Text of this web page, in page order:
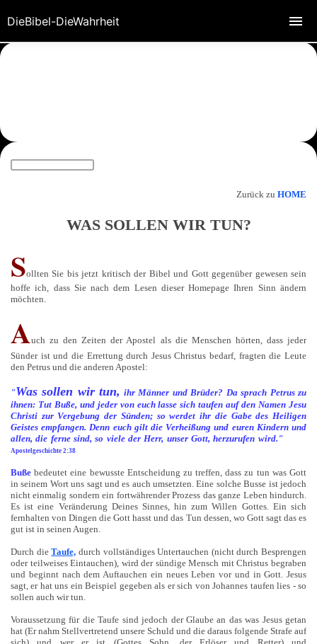
Zurück zu HOME
WAS SOLLEN WIR TUN?
Sollten Sie bis jetzt kritisch der Bibel und Gott gegenüber gewesen sein
hoffe ich, dass Sie nach dem Lesen dieser Homepage Ihren Sinn ändern
möchten.
Auch zu den Zeiten der Apostel als die Menschen hörten, dass jeder
Sünder ist und die Errettung durch Jesus Christus bedarf, fragten die Leute
den Petrus und die anderen Apostel:
"Was sollen wir tun, ihr Männer und Brüder? Da sprach Petrus zu
ihnen: Tut Buße, und jeder von euch lasse sich taufen auf den Namen Jesu
Christi zur Vergebung der Sünden; so werdet ihr die Gabe des Heiligen
Geistes empfangen. Denn euch gilt die Verheißung und euren Kindern und
allen, die ferne sind, so viele der Herr, unser Gott, herzurufen wird."
Apostelgeschichte 2:38
Buße bedeutet eine bewusste Entscheidung zu treffen, dass zu tun was Gott
in seinem Wort uns sagt und es auch umsetzten. Eine solche Busse ist jedoch
nicht einmalig sondern ein fortwährender Prozess das ganze Leben hindurch.
Es ist eine Veränderung Deines Sinnes, hin zum Willen Gottes. Ein sich
fernhalten von Dingen die Gott hasst und das Tun dessen, wo Gott sagt das es
gut ist in seinen Augen.
Durch dieTaufe, durch vollständiges Untertauchen (nicht durch Besprengen
oder teilweises Eintauchen), wird der sündige Mensch mit Christus begraben
und beginnt nach dem Auftauchen ein neues Leben vor und in Gott. Jesus
sagt, er hat uns ein Beispiel gegeben als er sich von Johannes taufen lies - so
sollen auch wir tun.
Voraussetzung für die Taufe sind jedoch der Glaube an das was Jesus getan
hat (Er nahm Stellvertretend unsere Schuld und die daraus folgende Strafe auf
DieBibel-DieWahrheit